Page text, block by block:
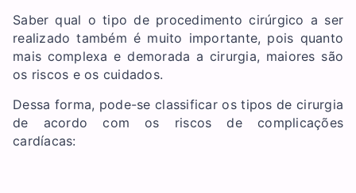
Saber qual o tipo de procedimento cirúrgico a ser
realizado também é muito importante, pois quanto
mais complexa e demorada a cirurgia, maiores são
os riscos e os cuidados.
Dessa forma, pode-se classificar os tipos de cirurgia
de acordo com os riscos de complicações
cardíacas: